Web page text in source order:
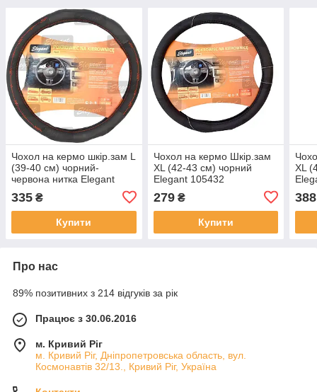
Чохол на кермо шкір.зам L
(39-40 см) чорний-
червона нитка Elegant
335 ₴
Купити
Чохол на кермо Шкір.зам
XL (42-43 см) чорний
Elegant 105432
279₴
Купити
XL
388
Про нас
89% позитивних з 214 відгуків за рік
Працює з 30.06.2016
м. Кривий Ріг
м. Кривий Ріг, Дніпропетровська область, вул.
Космонавтів 32/13., Кривий Ріг, Україна